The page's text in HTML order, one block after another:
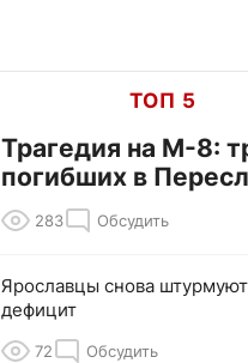
ТОП 5
Трагедия на М-8:
погибших в
283 Обсудить
Ярославцы снова
дефицит
72 Обсудить